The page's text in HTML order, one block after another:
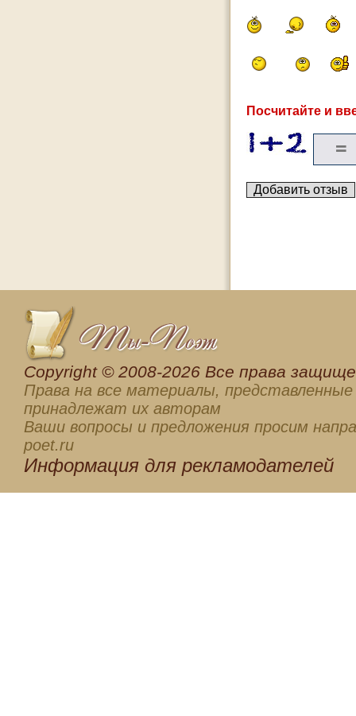
Посчитайте и
Сopyright © 2008-2026 Все права
Права на все материалы, представленные
принадлежат их авторам
Ваши вопросы и предложения просим
poet.ru
Информация для рекламодателей